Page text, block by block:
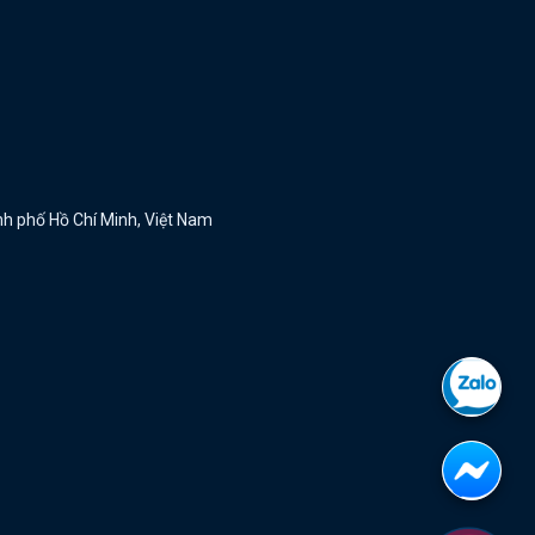
phố Hồ Chí Minh, Việt Nam